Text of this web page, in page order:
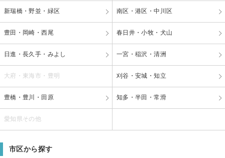
新瑞橋・野並・緑区 南区・港区・中川区
豊田・岡崎・西尾 春日井・小牧・犬山
日進・長久手・みよし 一宮・稲沢・清洲
大府・東海市・豊明 刈谷・安城・知立
豊橋・豊川・田原 知多・半田・常滑
愛知県その他
市区から探す